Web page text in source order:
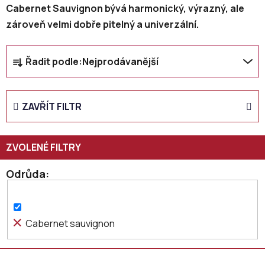
Cabernet Sauvignon bývá harmonický, výrazný, ale
zároveň velmi dobře pitelný a univerzální.
Ř
a
z
n
p
r
o
u
t
ů
Řadit podle:Nejprodávanější
ZAVŘÍT FILTR
Odrůda
Cabernet sauvignon